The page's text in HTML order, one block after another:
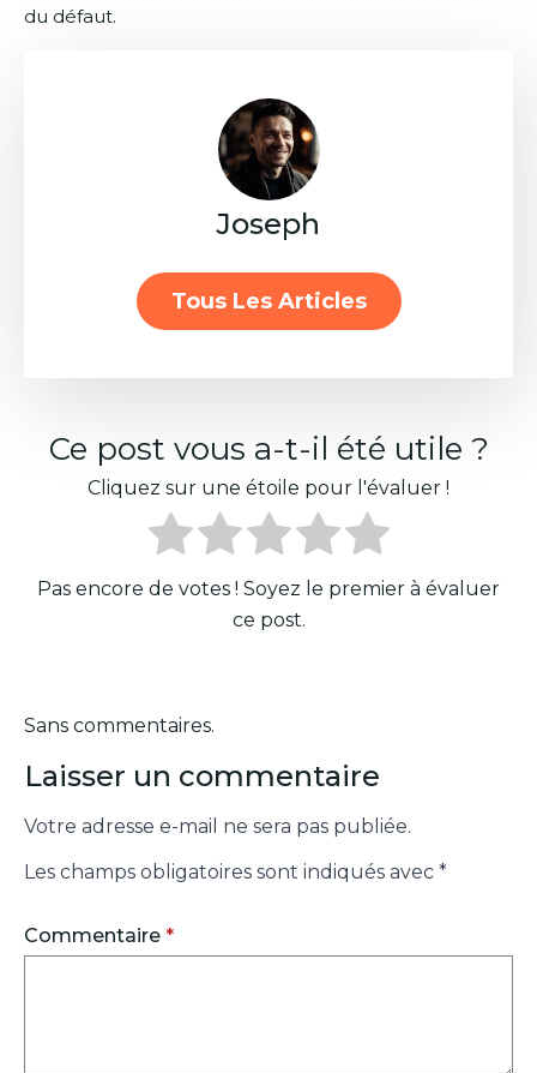
du défaut.
Joseph
Tous Les Articles
Ce post vous a-t-il été utile ?
Cliquez sur une étoile pour l'évaluer !
Pas encore de votes ! Soyez le premier à évaluer
ce post.
Sans commentaires.
Laisser un commentaire
Votre adresse e-mail ne sera pas publiée.
Les champs obligatoires sont indiqués avec *
Commentaire *